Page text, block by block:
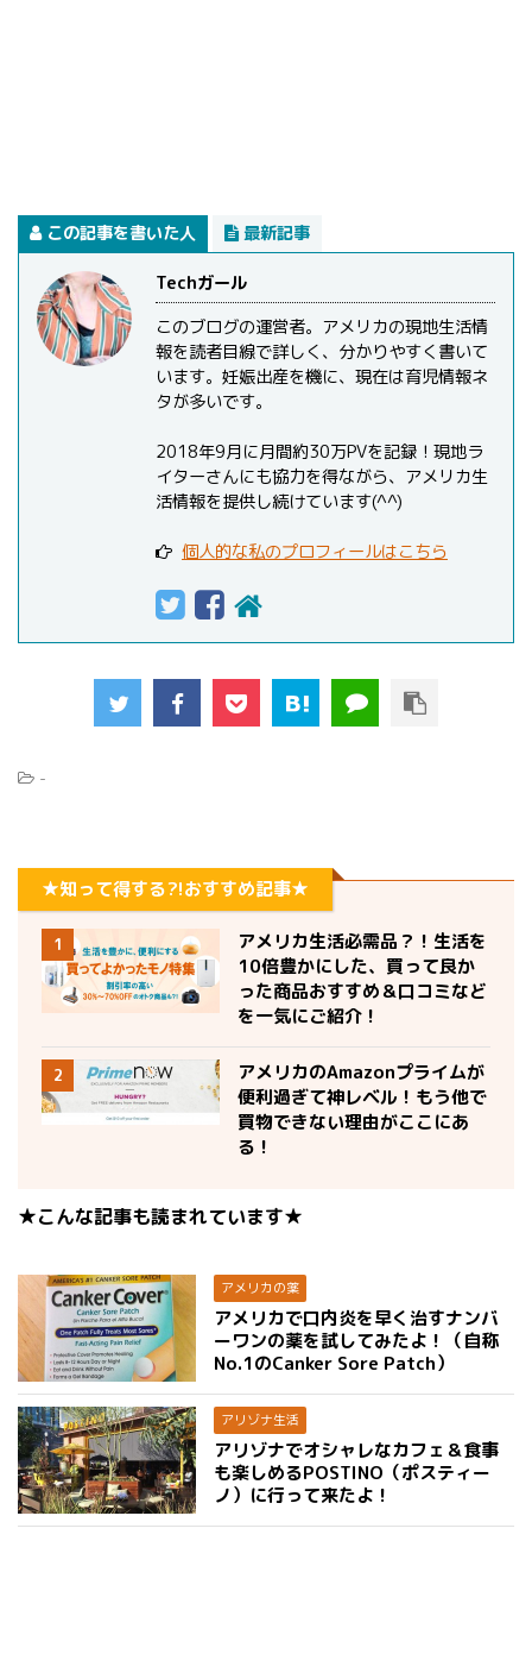
この記事を書いた人 最新記事
Techガール
このブログの運営者。アメリカの現地生活情
報を読者目線で詳しく、分かりやすく書いて
います。妊娠出産を機に、現在は育児情報ネ
タが多いです。
2018年9月に月間約30万PVを記録！現地ラ
イターさんにも協力を得ながら、アメリカ生
活情報を提供し続けています(^^)
個人的な私のプロフィールはこちら
-
★知って得する?!おすすめ記事★
1
アメリカ生活必需品？！生活を
10倍豊かにした、買って良か
った商品おすすめ＆口コミなど
を一気にご紹介！
2
アメリカのAmazonプライムが
便利過ぎて神レベル！もう他で
買物できない理由がここにあ
る！
★こんな記事も読まれています★
アメリカの薬
アメリカで口内炎を早く治すナンバ
ーワンの薬を試してみたよ！（自称
No.1のCanker Sore Patch）
アリゾナ生活
アリゾナでオシャレなカフェ＆食事
も楽しめるPOSTINO（ポスティー
ノ）に行って来たよ！